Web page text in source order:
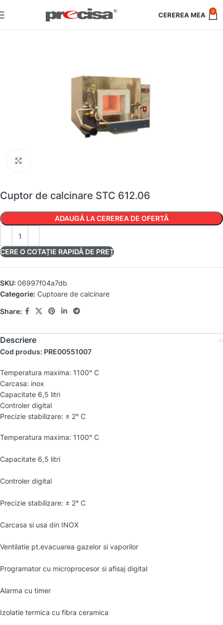
0
Cuptor de calcinare STC 612.06
ADAUGĂ LA CEREREA DE OFERTĂ
CERE O COTAȚIE RAPIDĂ DE PREȚ
SKU: 06997f04a7db
Categorie: Cuptoare de calcinare
Share:
Descriere
Cod produs: PRE00551007
Temperatura maxima: 1100° C
Carcasa: inox
Capacitate 6,5 litri
Controler digital
Precizie stabilizare: ± 2° C
Temperatura maxima: 1100° C
Capacitate 6,5 litri
Controler digital
Precizie stabilizare: ± 2° C
Carcasa si usa din INOX
Ventilatie pt.evacuarea gazelor si vaporilor
Programator cu microprocesor si afisaj digital
Alarma cu timer
Izolatie termica cu fibra ceramica